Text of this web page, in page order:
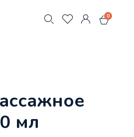
0
мл